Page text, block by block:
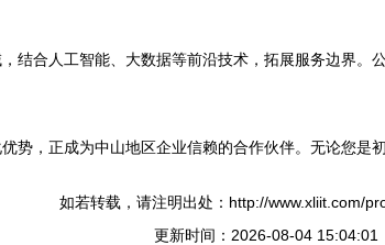
结合人工智能、大数据等前沿技术，拓展服务边界
势，正成为中山地区企业信赖的合作伙伴。无论您是
如若转载，请注明出处：http://www.xliit.com/
更新时间：2026-08-04 15:04:01